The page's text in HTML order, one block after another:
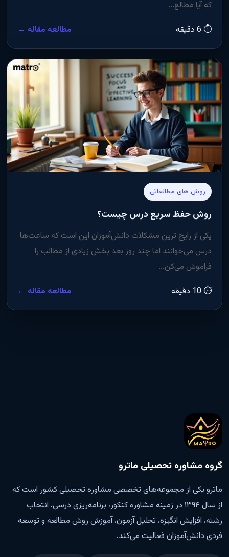
که آیا مطالع...
⏱ 6 دقیقه
مطالعه مقاله ←
روش های مطالعاتی
روش حفظ سریع درس چیست؟
یکی از رایج‌ ترین مشکلات دانش‌آموزان این است که ساعت‌ها
درس می‌خوانند اما چند روز بعد بخش زیادی از مطالب را
فراموش می‌کن...
⏱ 10 دقیقه
مطالعه مقاله ←
گروه مشاوره تحصیلی ماترو
ماترو یکی از مجموعه‌های تخصصی مشاوره تحصیلی کشور است که
از سال ۱۳۹۴ در زمینه مشاوره کنکور، برنامه‌ریزی درسی، انتخاب
رشته، افزایش انگیزه، تحلیل آزمون، آموزش روش مطالعه و توسعه
فردی دانش‌آموزان فعالیت می‌کند.